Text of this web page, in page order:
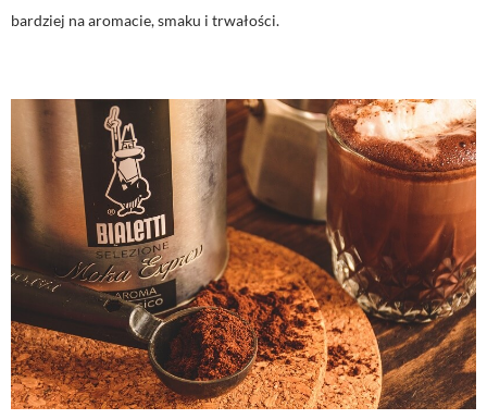
bardziej na aromacie, smaku i trwałości.